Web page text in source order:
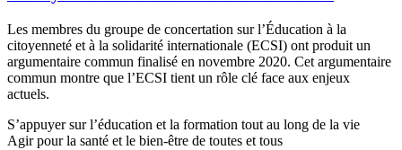
Les membres du groupe de concertation sur l’Éducation à la
citoyenneté et à la solidarité internationale (ECSI) ont produit un
argumentaire commun finalisé en novembre 2020. Cet argumentaire
commun montre que l’ECSI tient un rôle clé face aux enjeux
actuels.
S’appuyer sur l’éducation et la formation tout au long de la vie
Agir pour la santé et le bien-être de toutes et tous